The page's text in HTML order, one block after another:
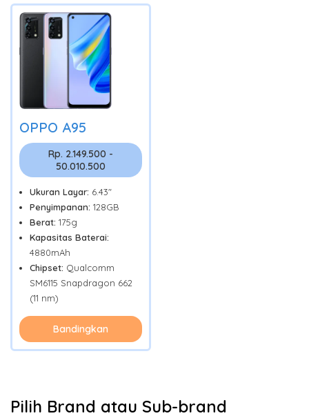
OPPO A95
Rp. 2.149.500 -
50.010.500
Ukuran Layar: 6.43"
Penyimpanan: 128GB
Berat: 175g
Kapasitas Baterai:
4880mAh
Chipset: Qualcomm
SM6115 Snapdragon 662
(11 nm)
Bandingkan
Pilih Brand atau Sub-brand